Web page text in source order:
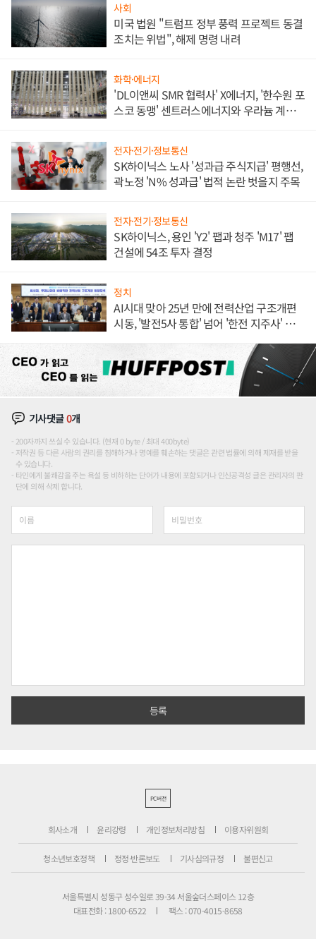
사회
미국 법원 "트럼프 정부 풍력 프로젝트 동결
조치는 위법", 해제 명령 내려
화학·에너지
'DL이앤씨 SMR 협력사' X에너지, '한수원 포
스코 동맹' 센트러스에너지와 우라늄 계약
전자·전기·정보통신
SK하이닉스 노사 '성과급 주식지급' 평행선,
곽노정 'N% 성과급' 법적 논란 벗을지 주목
전자·전기·정보통신
SK하이닉스, 용인 'Y2' 팹과 청주 'M17' 팹
건설에 54조 투자 결정
정치
AI시대 맞아 25년 만에 전력산업 구조개편
시동, '발전5사 통합' 넘어 '한전 지주사' 재편
기사댓글0개
200자까지 쓰실 수 있습니다. (현재 0 byte / 최대 400byte)
저작권 등 다른 사람의 권리를 침해하거나 명예를 훼손하는 댓글은 관련 법률에 의해 제재를 받을
수 있습니다.
타인에게 불쾌감을 주는 욕설 등 비하하는 단어가 내용에 포함되거나 인신공격성 글은 관리자의 판
단에 의해 삭제 합니다.
PC버전
회사소개 윤리강령 개인정보처리방침 이용자위원회
청소년보호정책 정정·반론보도 기사심의규정 불편신고
서울특별시 성동구 성수일로 39-34 서울숲더스페이스 12층
대표전화 : 1800-6522
팩스 : 070-4015-8658